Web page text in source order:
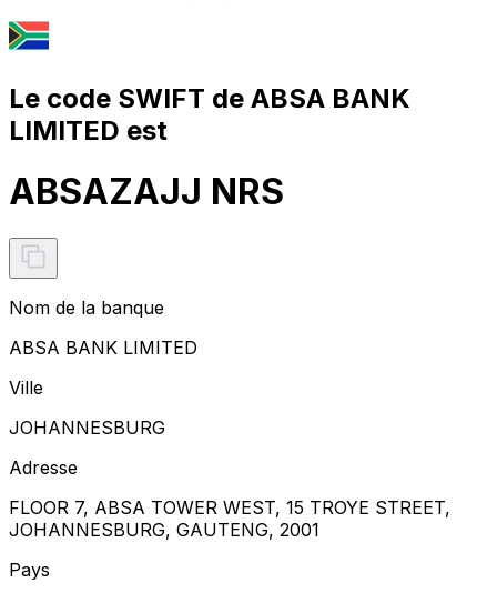
Le code SWIFT de ABSA BANK
LIMITED est
ABSAZAJJ NRS
Nom de la banque
ABSA BANK LIMITED
Ville
JOHANNESBURG
Adresse
FLOOR 7, ABSA TOWER WEST, 15 TROYE STREET,
JOHANNESBURG, GAUTENG, 2001
Pays